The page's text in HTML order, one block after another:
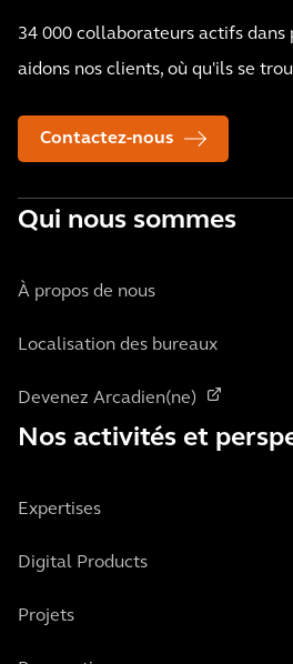
34 000 collaborateurs actifs dans
aidons nos clients, où qu'ils se
Contactez-nous
Qui nous sommes
À propos de nous
Localisation des bureaux
Devenez Arcadien(ne)
Nos activités et
Expertises
Digital Products
Projets